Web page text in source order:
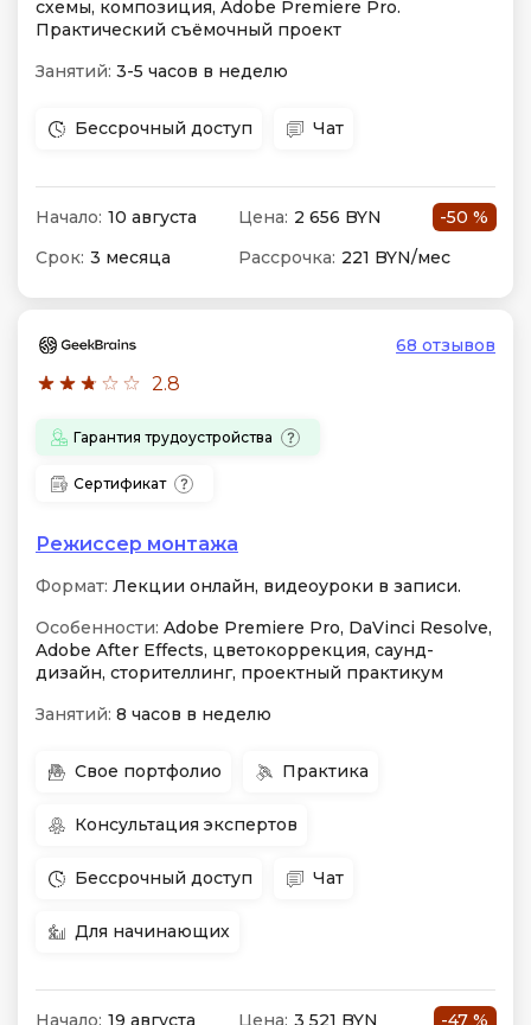
схемы, композиция, Adobe Premiere Pro.
Практический съёмочный проект
Занятий: 3-5 часов в неделю
Бессрочный доступ Чат
Начало: 10 августа Цена: 2 656 BYN
-50 %
Срок: 3 месяца Рассрочка: 221 BYN/мес
2.8
68 отзывов
Гарантия трудоустройства
Сертификат
Режиссер монтажа
Формат: Лекции онлайн, видеоуроки в записи.
Особенности: Adobe Premiere Pro, DaVinci Resolve,
Adobe After Effects, цветокоррекция, саунд-
дизайн, сторителлинг, проектный практикум
Занятий: 8 часов в неделю
Свое портфолио Практика
Консультация экспертов
Бессрочный доступ Чат
Для начинающих
Начало: 19 августа Цена: 3 521 BYN
-47 %